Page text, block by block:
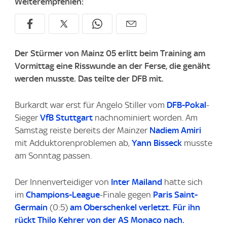
Der Stürmer von Mainz 05 erlitt beim Training am
Vormittag eine Risswunde an der Ferse, die genäht
werden musste. Das teilte der DFB mit.
Burkardt war erst für Angelo Stiller vom DFB-Pokal-
Sieger VfB Stuttgart nachnominiert worden. Am
Samstag reiste bereits der Mainzer Nadiem Amiri
mit Adduktorenproblemen ab, Yann Bisseck musste
am Sonntag passen.
Der Innenverteidiger von Inter Mailand hatte sich
im Champions-League-Finale gegen Paris Saint-
Germain (0:5) am Oberschenkel verletzt. Für ihn
rückt Thilo Kehrer von der AS Monaco nach.